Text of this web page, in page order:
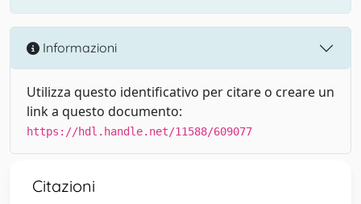
Informazioni
Utilizza questo identificativo per citare o creare un
link a questo documento:
https://hdl.handle.net/11588/609077
Citazioni